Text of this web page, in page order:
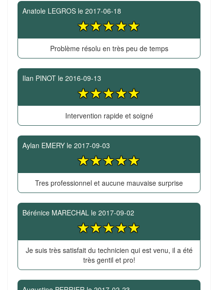
Anatole LEGROS le 2017-06-18
Problème résolu en très peu de temps
Ilan PINOT le 2016-09-13
Intervention rapide et soigné
Aylan EMERY le 2017-09-03
Tres professionnel et aucune mauvaise surprise
Bérénice MARECHAL le 2017-09-02
Je suis très satisfait du technicien qui est venu, il a été
très gentil et pro!